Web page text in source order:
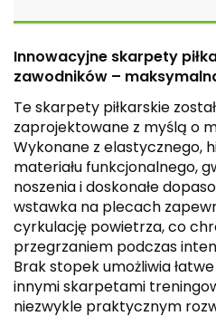
Innowacyjne skarpety
zawodników –
Te skarpety piłkarskie
zaprojektowane z myślą o
Wykonane z elastycznego,
materiału funkcjonalnego,
noszenia i doskonałe
wstawka na plecach
cyrkulację powietrza, co
przegrzaniem podczas
Brak stopek umożliwia
innymi skarpetami
niezwykle praktycznym